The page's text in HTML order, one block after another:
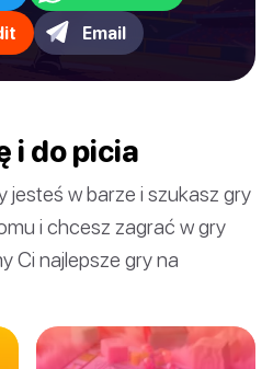
Email
i do picia
jesteś w barze i szukasz gry
i chcesz zagrać w gry
Ci najlepsze gry na